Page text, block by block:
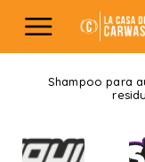
Shampoo para